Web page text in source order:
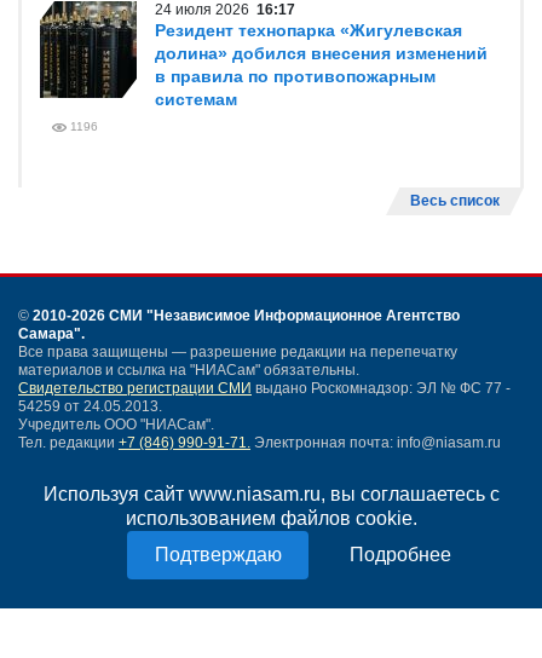
Используя сайт www.niasam.ru, вы соглашаетесь с
использованием файлов cookie.
Подробнее
24 июля 2026 16:17
Резидент технопарка «Жигулевская
долина» добился внесения изменений
в правила по противопожарным
системам
1196
Весь список
© 2010-2026 СМИ "Независимое Информационное Агентство
Самара".
Все права защищены — разрешение редакции на перепечатку
материалов и ссылка на "НИАСам" обязательны.
Свидетельство регистрации СМИ выдано Роскомнадзор: ЭЛ № ФС 77 -
54259 от 24.05.2013.
Учредитель ООО "НИАСам".
Тел. редакции +7 (846) 990-91-71. Электронная почта: info@niasam.ru
Карта сайта
Нашли ошибку?
Политика конфиденциальности
Согласие на обработку персональных данных